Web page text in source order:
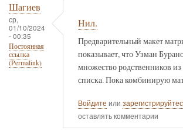
Шагиев
ср,
01/10/2024
- 00:35
Постоянная
ссылка
(Permalink)
Нил.
Предварительный макет
показывает, что Узман
множество родственников
списка. Пока комбинирую
Войдите или
оставлять комментарии